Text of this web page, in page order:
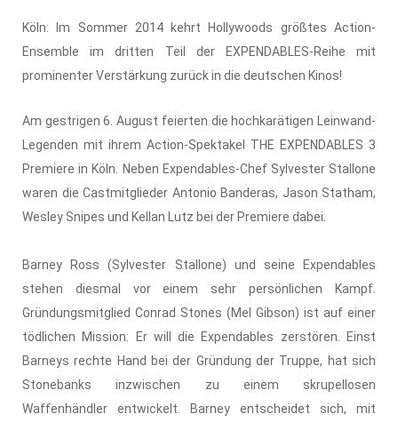
Köln: Im Sommer 2014 kehrt Hollywoods größtes Action-
Ensemble im dritten Teil der EXPENDABLES-Reihe mit
prominenter Verstärkung zurück in die deutschen Kinos!
Am gestrigen 6. August feierten die hochkarätigen Leinwand-
Legenden mit ihrem Action-Spektakel THE EXPENDABLES 3
Premiere in Köln. Neben Expendables-Chef Sylvester Stallone
waren die Castmitglieder Antonio Banderas, Jason Statham,
Wesley Snipes und Kellan Lutz bei der Premiere dabei.
Barney Ross (Sylvester Stallone) und seine Expendables
stehen diesmal vor einem sehr persönlichen Kampf.
Gründungsmitglied Conrad Stones (Mel Gibson) ist auf einer
tödlichen Mission: Er will die Expendables zerstören. Einst
Barneys rechte Hand bei der Gründung der Truppe, hat sich
Stonebanks inzwischen zu einem skrupellosen
Waffenhändler entwickelt. Barney entscheidet sich, mit